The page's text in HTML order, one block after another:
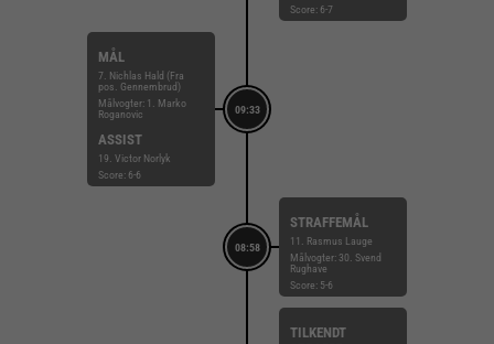
Score: 6-7
09:33
MÅL
7. Nichlas Hald (Fra
pos. Gennembrud)
Målvogter: 1. Marko
Roganovic
ASSIST
19. Victor Norlyk
Score: 6-6
08:58
STRAFFEMÅL
11. Rasmus Lauge
Målvogter: 30. Svend
Rughave
Score: 5-6
TILKENDT